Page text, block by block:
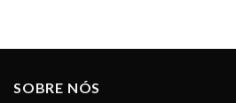
SOBRE NÓS